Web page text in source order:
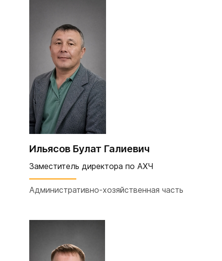
Ильясов Булат Галиевич
Заместитель директора по АХЧ
Административно-хозяйственная часть